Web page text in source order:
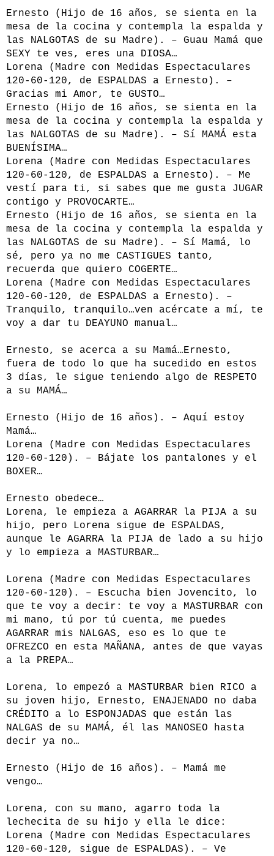
Ernesto (Hijo de 16 años, se sienta en la
mesa de la cocina y contempla la espalda y
las NALGOTAS de su Madre). – Guau Mamá que
SEXY te ves, eres una DIOSA…
Lorena (Madre con Medidas Espectaculares
120-60-120, de ESPALDAS a Ernesto). –
Gracias mi Amor, te GUSTO…
Ernesto (Hijo de 16 años, se sienta en la
mesa de la cocina y contempla la espalda y
las NALGOTAS de su Madre). – Sí MAMÁ esta
BUENÍSIMA…
Lorena (Madre con Medidas Espectaculares
120-60-120, de ESPALDAS a Ernesto). – Me
vestí para ti, si sabes que me gusta JUGAR
contigo y PROVOCARTE…
Ernesto (Hijo de 16 años, se sienta en la
mesa de la cocina y contempla la espalda y
las NALGOTAS de su Madre). – Sí Mamá, lo
sé, pero ya no me CASTIGUES tanto,
recuerda que quiero COGERTE…
Lorena (Madre con Medidas Espectaculares
120-60-120, de ESPALDAS a Ernesto). –
Tranquilo, tranquilo…ven acércate a mí, te
voy a dar tu DEAYUNO manual…
Ernesto, se acerca a su Mamá…Ernesto,
fuera de todo lo que ha sucedido en estos
3 días, le sigue teniendo algo de RESPETO
a su MAMÁ…
Ernesto (Hijo de 16 años). – Aquí estoy
Mamá…
Lorena (Madre con Medidas Espectaculares
120-60-120). – Bájate los pantalones y el
BOXER…
Ernesto obedece…
Lorena, le empieza a AGARRAR la PIJA a su
hijo, pero Lorena sigue de ESPALDAS,
aunque le AGARRA la PIJA de lado a su hijo
y lo empieza a MASTURBAR…
Lorena (Madre con Medidas Espectaculares
120-60-120). – Escucha bien Jovencito, lo
que te voy a decir: te voy a MASTURBAR con
mi mano, tú por tú cuenta, me puedes
AGARRAR mis NALGAS, eso es lo que te
OFREZCO en esta MAÑANA, antes de que vayas
a la PREPA…
Lorena, lo empezó a MASTURBAR bien RICO a
su joven hijo, Ernesto, ENAJENADO no daba
CRÉDITO a lo ESPONJADAS que están las
NALGAS de su MAMÁ, él las MANOSEO hasta
decir ya no…
Ernesto (Hijo de 16 años). – Mamá me
vengo…
Lorena, con su mano, agarro toda la
lechecita de su hijo y ella le dice:
Lorena (Madre con Medidas Espectaculares
120-60-120, sigue de ESPALDAS). – Ve